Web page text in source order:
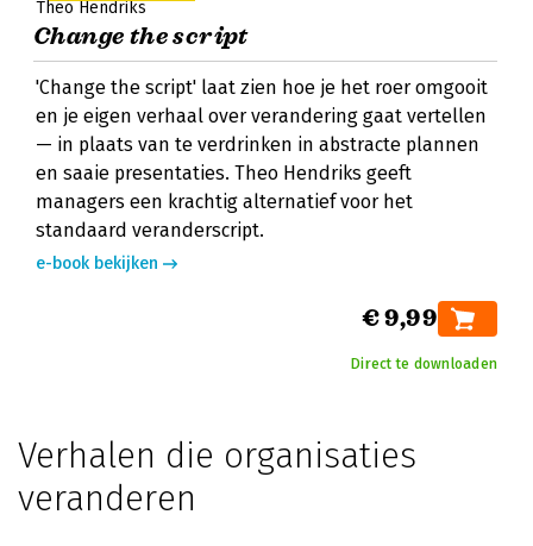
Theo Hendriks
Change the script
'Change the script' laat zien hoe je het roer omgooit
en je eigen verhaal over verandering gaat vertellen
— in plaats van te verdrinken in abstracte plannen
en saaie presentaties. Theo Hendriks geeft
managers een krachtig alternatief voor het
standaard veranderscript.
e-book bekijken
€ 9,99
Direct te downloaden
Verhalen die organisaties
veranderen